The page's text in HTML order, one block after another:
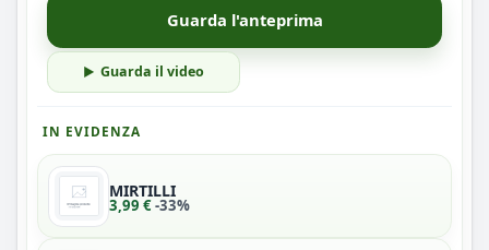
Guarda l'anteprima
Guarda il video
IN EVIDENZA
MIRTILLI
3,99 €-33%